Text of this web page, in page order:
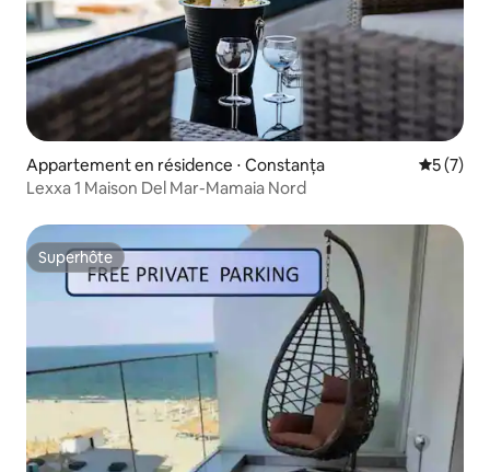
Appartement en résidence ⋅ Constanța
5 (7)
Lexxa 1 Maison Del Mar-Mamaia Nord
Superhôte
Superhôte